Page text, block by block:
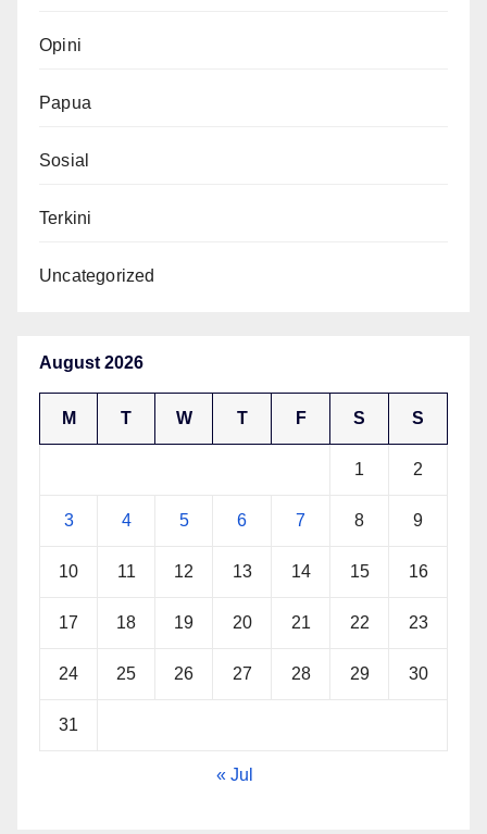
Opini
Papua
Sosial
Terkini
Uncategorized
August 2026
M T W T F S S
1 2
3 4 5 6 7 8 9
10 11 12 13 14 15 16
17 18 19 20 21 22 23
24 25 26 27 28 29 30
31
« Jul